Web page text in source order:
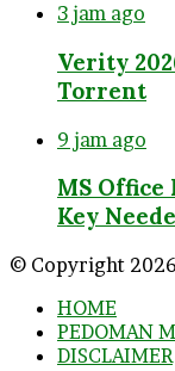
3 jam ago
Verity
Torrent
9 jam ago
MS Office
Key
© Copyright
HOME
PEDOMAN
DISCLAIMER